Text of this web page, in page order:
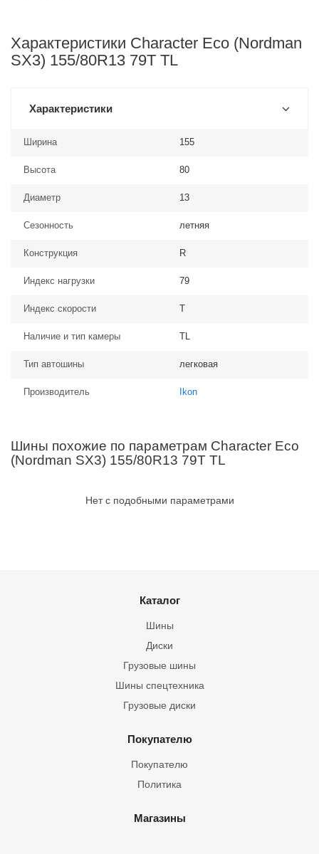
Характеристики Character Eco (Nordman
SX3) 155/80R13 79T TL
Характеристики
Ширина 155
Высота 80
Диаметр 13
Сезонность летняя
Конструкция R
Индекс нагрузки 79
Индекс скорости T
Наличие и тип камеры TL
Тип автошины легковая
Производитель Ikon
Шины похожие по параметрам Character Eco
(Nordman SX3) 155/80R13 79T TL
Нет с подобными параметрами
Каталог
Шины
Грузовые шины
Шины спецтехника
Диски
Грузовые диски
Покупателю
Покупателю
Политика
Магазины